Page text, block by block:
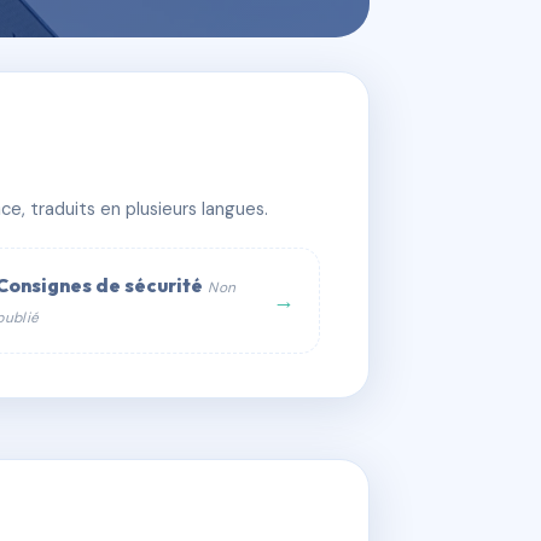
traduits en plusieurs langues.
de sécurité Non
→